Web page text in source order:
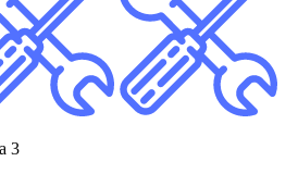
3